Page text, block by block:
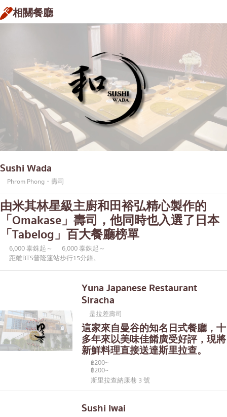
相關餐廳
Sushi Wada
Phrom Phong・壽司
由米其林星級主廚和田裕弘精心製作的
「Omakase」壽司，他同時也入選了日本
「Tabelog」百大餐廳榜單
6,000 泰銖起～
6,000 泰銖起～
距離BTS普隆蓬站步行15分鐘。
Yuna Japanese Restaurant
Siracha
是拉差壽司
這家來自曼谷的知名日式餐廳，十
多年來以美味佳餚廣受好評，現將
新鮮料理直接送達斯里拉查。
฿200~
฿200~
斯里拉查納康巷 3 號
Sushi Iwai